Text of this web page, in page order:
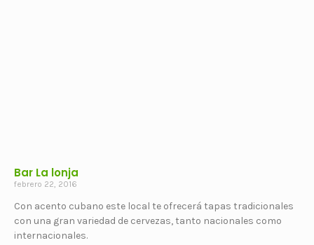
Bar La lonja
febrero 22, 2016
Con acento cubano este local te ofrecerá tapas tradicionales
con una gran variedad de cervezas, tanto nacionales como
internacionales.